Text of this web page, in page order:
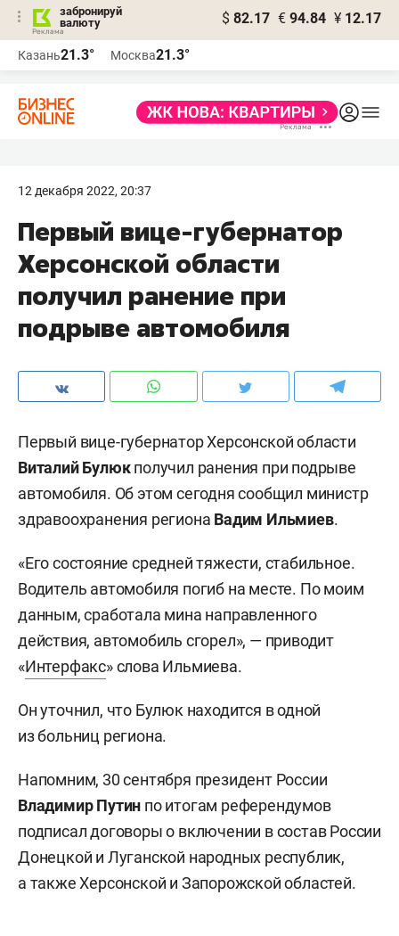
забронируй
валюту
$ 82.17 € 94.84 ¥ 12.17
Казань21.3° Москва21.3°
12 декабря 2022, 20:37
Первый вице-губернатор
Херсонской области
получил ранение при
подрыве автомобиля
Первый вице-губернатор Херсонской области
Виталий Булюкполучил ранения при подрыве
автомобиля. Об этом сегодня сообщил министр
здравоохранения региона Вадим Ильмиев.
«Его состояние средней тяжести, стабильное.
Водитель автомобиля погиб на месте. По моим
данным, сработала мина направленного
действия, автомобиль сгорел», — приводит
«Интерфакс» слова Ильмиева.
Он уточнил, что Булюк находится в одной
из больниц региона.
Напомним, 30 сентября президент России
Владимир Путин по итогам референдумов
подписал договоры о включении в состав России
Донецкой и Луганской народных республик,
а также Херсонской и Запорожской областей.